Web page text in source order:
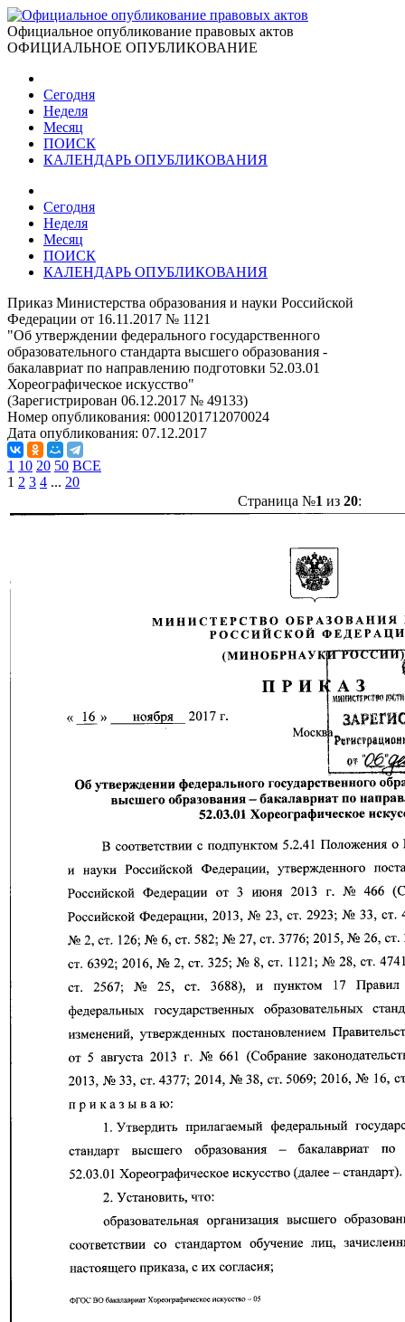
Официальное опубликование правовых актов
ОФИЦИАЛЬНОЕ ОПУБЛИКОВАНИЕ
Сегодня
Неделя
Месяц
ПОИСК
КАЛЕНДАРЬ ОПУБЛИКОВАНИЯ
Сегодня
Неделя
Месяц
ПОИСК
КАЛЕНДАРЬ ОПУБЛИКОВАНИЯ
Приказ Министерства образования и науки Российской
Федерации от 16.11.2017 № 1121
"Об утверждении федерального государственного
образовательного стандарта высшего образования -
бакалавриат по направлению подготовки 52.03.01
Хореографическое искусство"
(Зарегистрирован 06.12.2017 № 49133)
Номер опубликования: 0001201712070024
Дата опубликования: 07.12.2017
1 10 20 50 ВСЕ
1 2 3 4 ... 20
Страница №1 из 20: